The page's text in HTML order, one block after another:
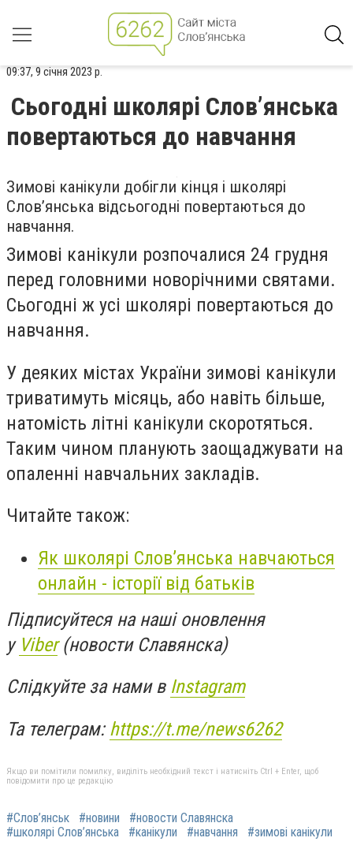
09:37, 9 січня 2023 р.
Сьогодні школярі Слов’янська
повертаються до навчання
Зимові канікули добігли кінця і школярі
Слов’янська відсьогодні повертаються до
навчання.
Зимові канікули розпочалися 24 грудня
перед головними новорічними святами.
Сьогодні ж усі школярі повертаються до
навчання.
У деяких містах України зимові канікули
триватимуть місяць, або навіть більше,
натомість літні канікули скоротяться.
Таким чином планують заощаджувати на
опаленні навчальних закладів.
Читайте також:
Як школярі Слов’янська навчаються
онлайн - історії від батьків
Підписуйтеся на наші оновлення
у Viber(новости Славянска)
Слідкуйте за нами в Instagram
Та телеграм:https://t.me/news6262
Якщо ви помітили помилку, виділіть необхідний текст і натисніть Ctrl + Enter, щоб
повідомити про це редакцію
#Слов’янськ #новини
#новости Славянска
#школярі Слов’янська
#канікули #навчання #зимові канікули